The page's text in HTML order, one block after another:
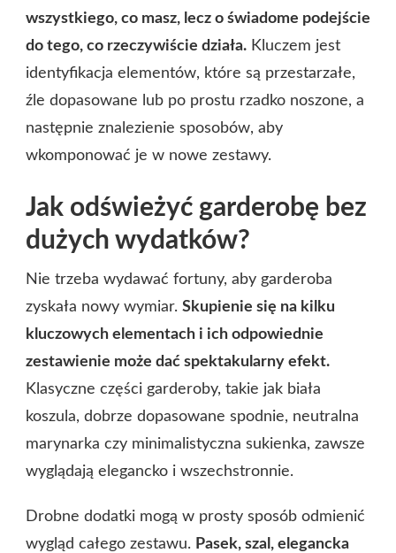
wszystkiego, co masz, lecz o świadome podejście
do tego, co rzeczywiście działa. Kluczem jest
identyfikacja elementów, które są przestarzałe,
źle dopasowane lub po prostu rzadko noszone, a
następnie znalezienie sposobów, aby
wkomponować je w nowe zestawy.
Jak odświeżyć garderobę bez
dużych wydatków?
Nie trzeba wydawać fortuny, aby garderoba
zyskała nowy wymiar. Skupienie się na kilku
kluczowych elementach i ich odpowiednie
zestawienie może dać spektakularny efekt.
Klasyczne części garderoby, takie jak biała
koszula, dobrze dopasowane spodnie, neutralna
marynarka czy minimalistyczna sukienka, zawsze
wyglądają elegancko i wszechstronnie.
Drobne dodatki mogą w prosty sposób odmienić
wygląd całego zestawu. Pasek, szal, elegancka